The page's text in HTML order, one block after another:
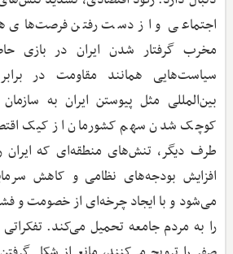
اجتماعی و از دست رفتن فرصت‌های
مخرب گرفتار شدن ایران در بازی
سیاست‌هایی همانند مقاومت در
بین‌المللی مثل پیوستن ایران به
کوچک شدن سهم کشورمان از کیک
طرف دیگر، تنش‌های منطقه‌ای که ایران
افزایش بودجه‌های نظامی و کاهش
می‌شود و با ایجاد چرخه‌ای از خصومت و
را به مردم جامعه تحمیل می‌کند.